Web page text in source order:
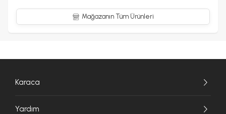
Mağazanın Tüm Ürünleri
Karaca
Yardım